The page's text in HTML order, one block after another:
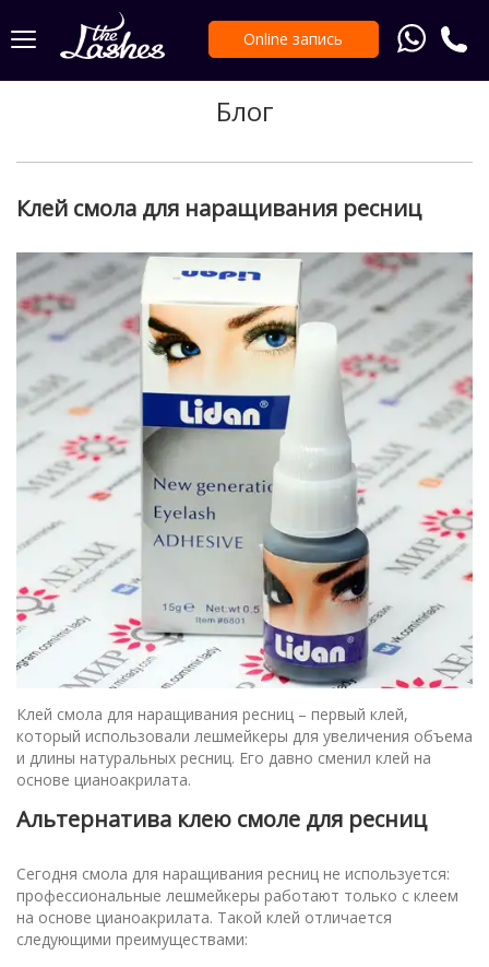
Online запись
Блог
Клей смола для наращивания ресниц
Клей смола для наращивания ресниц – первый клей,
который использовали лешмейкеры для увеличения объема
и длины натуральных ресниц. Его давно сменил клей на
основе цианоакрилата.
Альтернатива клею смоле для ресниц
Сегодня смола для наращивания ресниц не используется:
профессиональные лешмейкеры работают только с клеем
на основе цианоакрилата. Такой клей отличается
следующими преимуществами: